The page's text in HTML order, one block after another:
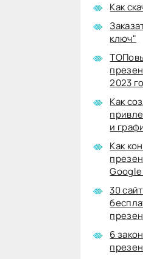
Как
ключ"
2023
Как
и
Как
30
6